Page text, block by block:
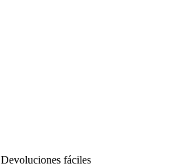
Devoluciones fáciles